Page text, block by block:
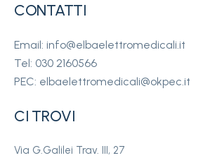
CONTATTI
Email: info@elbaelettromedicali.it
Tel: 030 2160566
PEC: elbaelettromedicali@okpec.it
CI TROVI
Via G.Galilei Trav. III, 27